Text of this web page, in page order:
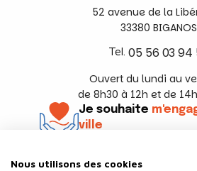
52 avenue de la
33380 BIGANOS
Tel. 05 56 03 94
Ouvert du lundi au
de 8h30 à 12h et de
Je souhaite
ville
Nous utilisons des cookies